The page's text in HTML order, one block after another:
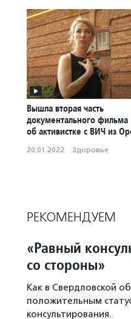
Вышла вторая часть
документального фильма
об активистке с ВИЧ из
20.01.2022 · Здоровье
РЕКОМЕНДУЕМ
«Равный
со стороны»
Как в Свердловской
положительным
консультирования.